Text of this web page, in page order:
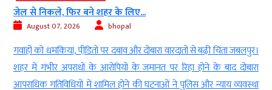
जेल से निकले, फिर बने शहर के लिए...
August 07, 2026 bhopal
गवाहों को धमकियां, पीडि़तों पर दबाव और दोबारा वारदातों से बढ़ी चिंता जबलपुर।
शहर में गंभीर अपराधों के आरोपियों के जमानत पर रिहा होने के बाद दोबारा
आपराधिक गतिविधियों में शामिल होने की घटनाओं ने पुलिस और न्याय व्यवस्था